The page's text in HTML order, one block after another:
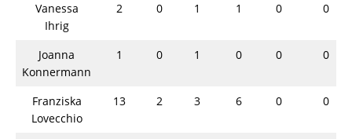
Vanessa
Ihrig
2 0 1 1 0 0
Joanna
Konnermann
1 0 1 0 0 0
Franziska
Lovecchio
13 2 3 6 0 0